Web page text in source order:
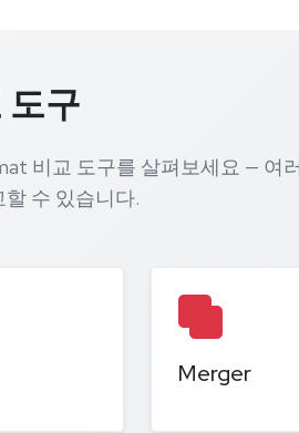
도구
비교 도구를 살펴보세요 — 여
수 있습니다.
Merger